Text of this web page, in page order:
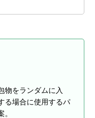
物をランダムに入
る場合に使用するパ